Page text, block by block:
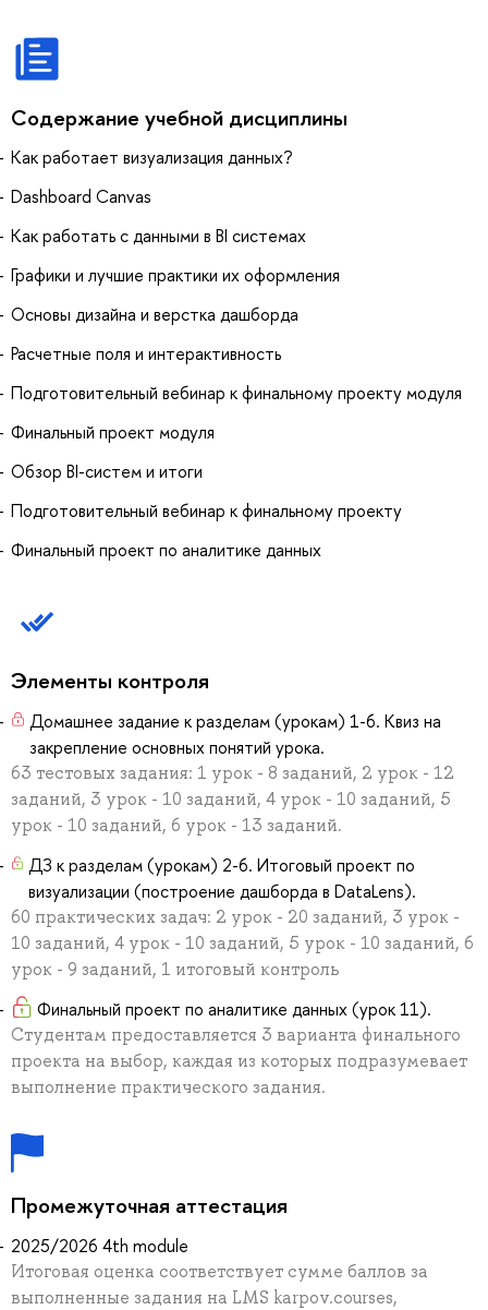
Содержание учебной дисциплины
Как работает визуализация данных?
Dashboard Canvas
Как работать с данными в BI системах
Графики и лучшие практики их оформления
Основы дизайна и верстка дашборда
Расчетные поля и интерактивность
Подготовительный вебинар к финальному проекту модуля
Финальный проект модуля
Обзор BI-систем и итоги
Подготовительный вебинар к финальному проекту
Финальный проект по аналитике данных
Элементы контроля
Домашнее задание к разделам (урокам) 1-6. Квиз на
закрепление основных понятий урока.
63 тестовых задания: 1 урок - 8 заданий, 2 урок - 12
заданий, 3 урок - 10 заданий, 4 урок - 10 заданий, 5
урок - 10 заданий, 6 урок - 13 заданий.
ДЗ к разделам (урокам) 2-6. Итоговый проект по
визуализации (построение дашборда в DataLens).
60 практических задач: 2 урок - 20 заданий, 3 урок -
10 заданий, 4 урок - 10 заданий, 5 урок - 10 заданий, 6
урок - 9 заданий, 1 итоговый контроль
Финальный проект по аналитике данных (урок 11).
Студентам предоставляется 3 варианта финального
проекта на выбор, каждая из которых подразумевает
выполнение практического задания.
Промежуточная аттестация
2025/2026 4th module
Итоговая оценка соответствует сумме баллов за
выполненные задания на LMS karpov.courses,